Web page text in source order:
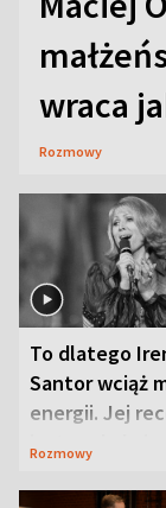
wraca
Rozmowy
To dlatego
Santor wciąż
energii. Jej
jest
Rozmowy